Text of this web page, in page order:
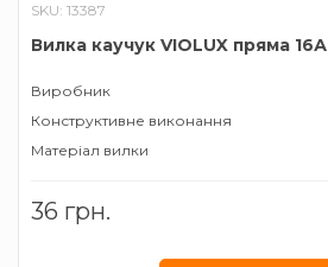
SKU: 13387
Вилка каучук VIOLUX пряма 16А
Виробник
Конструктивне виконання
Матеріал вилки
36 грн.